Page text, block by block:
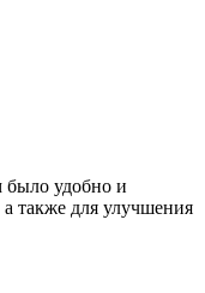
удобно и
также для улучшения